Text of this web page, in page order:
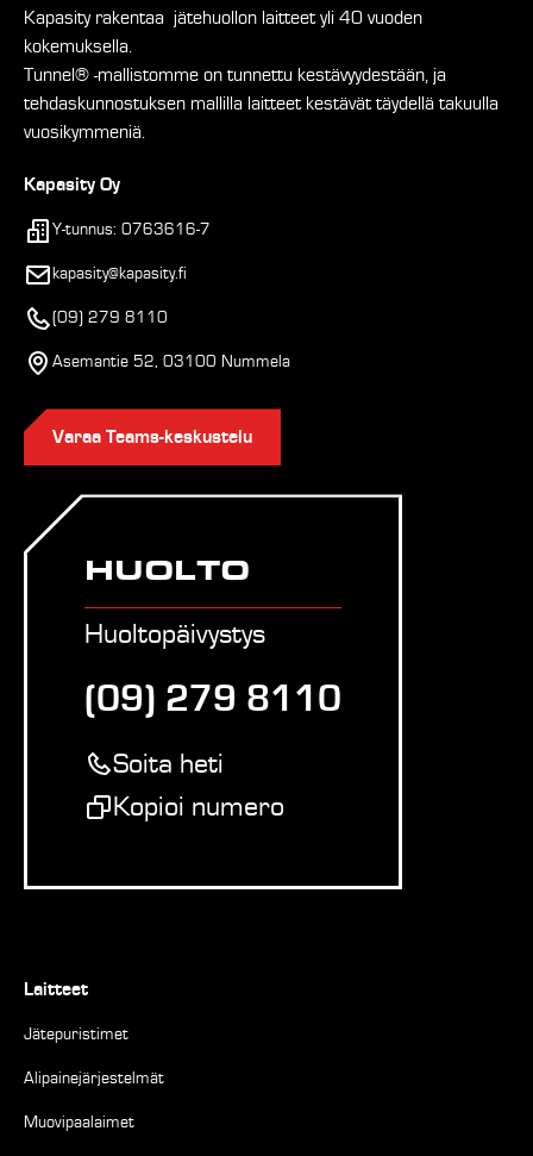
Kapasity rakentaa jätehuollon laitteet yli 40 vuoden
kokemuksella.
Tunnel® -mallistomme on tunnettu kestävyydestään, ja
tehdaskunnostuksen mallilla laitteet kestävät täydellä takuulla
vuosikymmeniä.
Kapasity Oy
Y-tunnus: 0763616-7
kapasity@kapasity.fi
(09) 279 8110
Asemantie 52, 03100 Nummela
Varaa Teams-keskustelu
HUOLTO
Huoltopäivystys
(09) 279 8110
Soita heti
Kopioi numero
Laitteet
Jätepuristimet
Alipainejärjestelmät
Muovipaalaimet